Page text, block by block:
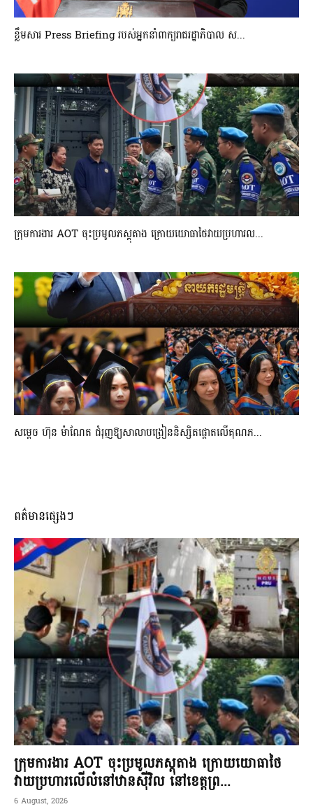
ខ្លឹមសារ Press Briefing របស់អ្នកនាំពាក្យរាជរដ្ឋាភិបាល ស...
ក្រុមការងារ AOT ចុះប្រមូលភស្តុតាង ក្រោយយោធាថៃវាយប្រហារល...
សម្តេច ហ៊ុន ម៉ាណែត ជំរុញឱ្យសាលាបង្រៀននិស្សិតផ្តោតលើគុណភ...
ពត៌មានផ្សេងៗ
ក្រុមការងារ AOT ចុះប្រមូលភស្តុតាង ក្រោយយោធាថៃ
វាយប្រហារលើលំនៅឋានស៊ីវិល នៅខេត្តព្រ...
6 August, 2026